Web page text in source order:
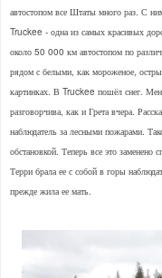
автостопом все Штаты много раз. С
Truckee - одна из самых красивых
около 50 000 км автостопом по
рядом с белыми, как мороженое,
картинках. В Truckee пошёл снег.
разговорчива, как и Грета вчера.
наблюдатель за лесными пожарами.
обстановкой. Теперь все это
Терри брала ее с собой в горы
прежде жила ее мать.